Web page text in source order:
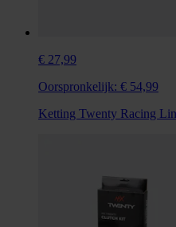
€ 27,99
Oorspronkelijk: € 54,99
Ketting Twenty Racing